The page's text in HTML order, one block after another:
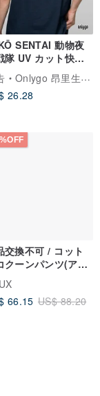
SENTAI 動物夜
隊 UV カット快適
速乾 T シャツ - 石
デルOnlygo 昂里生活創意
26.28
交換不可 / コット
クーンパンツ(アン
66.15 US$ 88.20